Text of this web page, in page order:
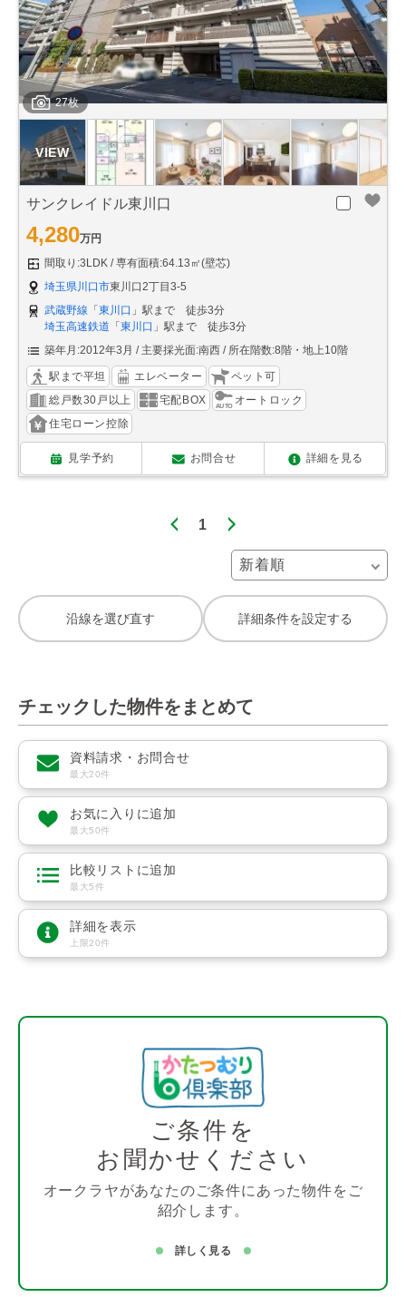
27枚
サンクレイドル東川口
4,280万円
間取り:3LDK
専有面積:64.13㎡(壁芯)
埼玉県川口市東川口2丁目3-5
武蔵野線 「 東川口 」駅まで 徒歩3分
埼玉高速鉄道 「 東川口 」駅まで 徒歩3分
築年月:2012年3月
主要採光面:南西 所在階数:8階・地上10階
駅まで平坦 エレベーター
ペット可
総戸数30戸以上
宅配BOX
オートロック
住宅ローン控除
見学予約 お問合せ 詳細を見る
1
沿線を選び直す 詳細条件を設定する
チェックした物件をまとめて
資料請求・お問合せ
最大20件
お気に入りに追加
最大50件
比較リストに追加
最大5件
詳細を表示
上限20件
ご条件を
お聞かせください
オークラヤがあなたのご条件にあった物件をご
紹介します。
詳しく見る